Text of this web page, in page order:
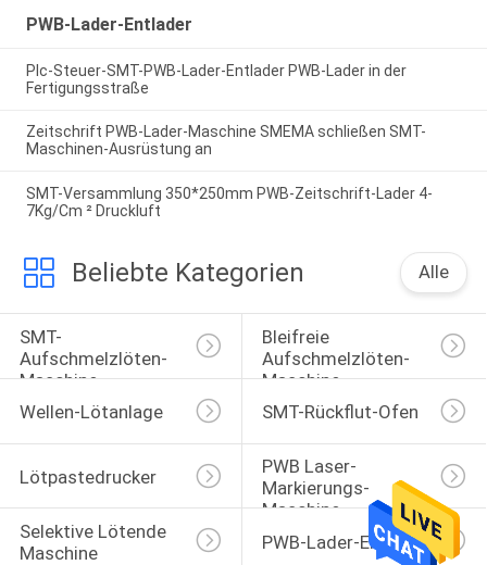
PWB-Lader-Entlader
Plc-Steuer-SMT-PWB-Lader-Entlader PWB-Lader in der
Fertigungsstraße
Zeitschrift PWB-Lader-Maschine SMEMA schließen SMT-
Maschinen-Ausrüstung an
SMT-Versammlung 350*250mm PWB-Zeitschrift-Lader 4-
7Kg/Cm ² Druckluft
Beliebte Kategorien Alle
SMT-
Aufschmelzlöten-
Maschine
Bleifreie
Aufschmelzlöten-
Maschine
Wellen-Lötanlage
SMT-Rückflut-Ofen
Lötpastedrucker
PWB Laser-
Markierungs-
Maschine
Selektive Lötende
Maschine
PWB-Lader-Entlader